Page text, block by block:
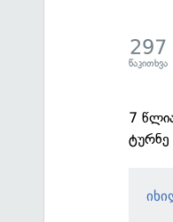
297
წაკითხვა
7
ტურნე